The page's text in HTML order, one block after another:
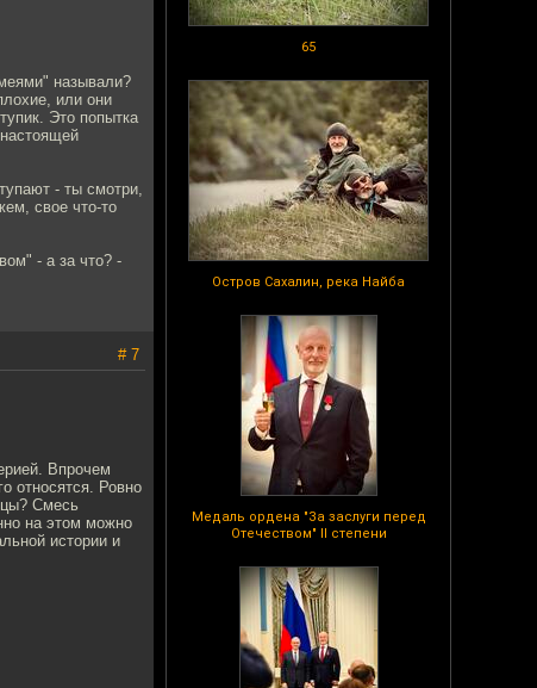
65
Остров Сахалин, река Найба
Медаль ордена "За заслуги перед
Отечеством" II степени
называли?
или они
Это попытка
- ты смотри,
свое что-то
- а за что? -
# 7
Впрочем
относятся. Ровно
Смесь
на этом можно
истории и